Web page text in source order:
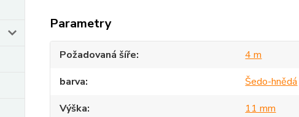
Parametry
Požadovaná šíře
4 m
barva
Šedo-hnědá
Výška
11 mm